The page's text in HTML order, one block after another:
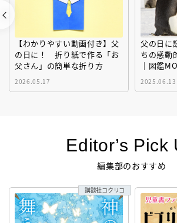
【わかりやすい動画付き】父
の日に！ 折り紙で作る「お
父さん」の簡単な折り方
2026.05.17
父の日に
ちの感動
｜図鑑
2025.06.13
Editor’s Pick
編集部のおすすめ
講談社コクリコ